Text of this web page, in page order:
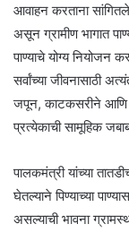
आवाहन करताना सांगितले
असून ग्रामीण भागात
पाण्याचे योग्य नियोजन
सर्वांच्या जीवनासाठी
जपून, काटकसरीने आणि
प्रत्येकाची सामूहिक
पालकमंत्री यांच्या
घेतल्याने पिण्याच्या
असल्याची भावना